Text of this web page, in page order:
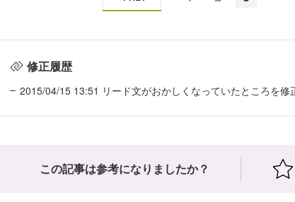
修正履歴
2015/04/15 13:51 リード文がおかしくなっていたところを修
この記事は参考になりましたか？